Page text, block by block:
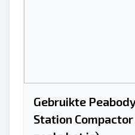
Gebruikte
Station